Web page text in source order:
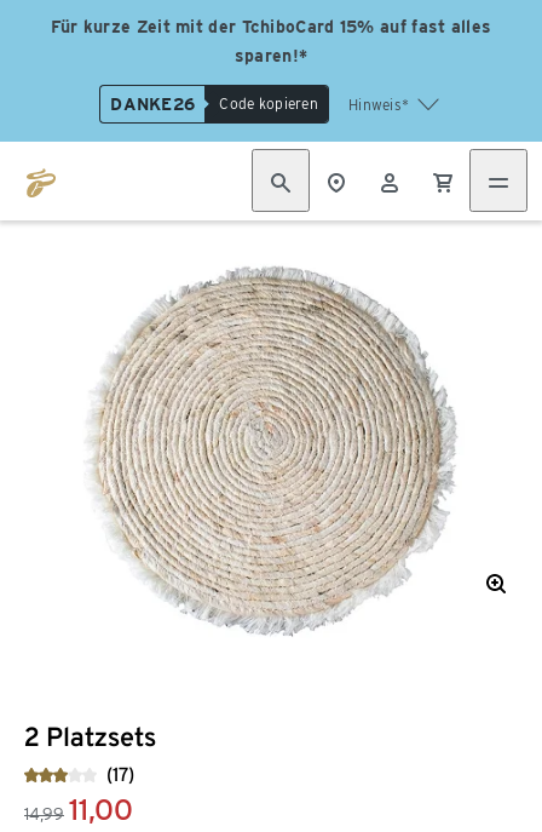
Für kurze Zeit mit der TchiboCard 15% auf fast alles
sparen!*
DANKE26 Code kopieren Hinweis*
2 Platzsets
(17)
14,99 11,00